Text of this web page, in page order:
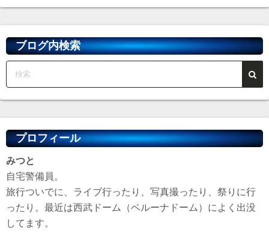
カ
イ
ブブログ内検索
プロフィール
みつと
自宅警備員。
旅行ついでに、ライブ行ったり、写真撮ったり、祭りに行
ったり。最近は西武ドーム（ベルーナドーム）によく出没
してます。